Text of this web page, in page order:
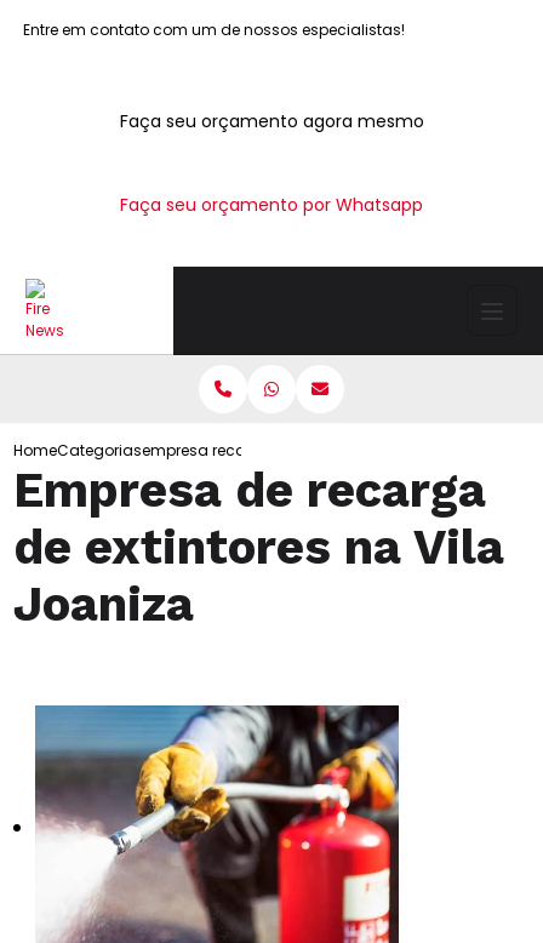
Entre em contato com um de nossos especialistas!
Faça seu orçamento agora mesmo
Faça seu orçamento por Whatsapp
HomeCategoriasempresa recarga extintores vila joaniza
Empresa de recarga
de extintores na Vila
Joaniza